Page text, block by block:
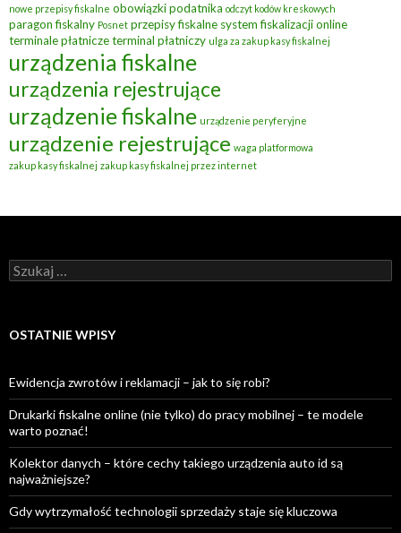
nowe przepisy fiskalne obowiązki podatnika odczyt kodów kreskowych
paragon fiskalny Posnet przepisy fiskalne system fiskalizacji online
terminale płatniczeterminal płatniczy ulga za zakup kasy fiskalnej
urządzenia fiskalne
urządzenia rejestrujące
urządzenie fiskalne urządzenie peryferyjne
urządzenie rejestrujące waga platformowa
zakup kasy fiskalnej zakup kasy fiskalnej przez internet
Szukaj:
OSTATNIE WPISY
Ewidencja zwrotów i reklamacji – jak to się robi?
Drukarki fiskalne online (nie tylko) do pracy mobilnej – te modele
warto poznać!
Kolektor danych – które cechy takiego urządzenia auto id są
najważniejsze?
Gdy wytrzymałość technologii sprzedaży staje się kluczowa